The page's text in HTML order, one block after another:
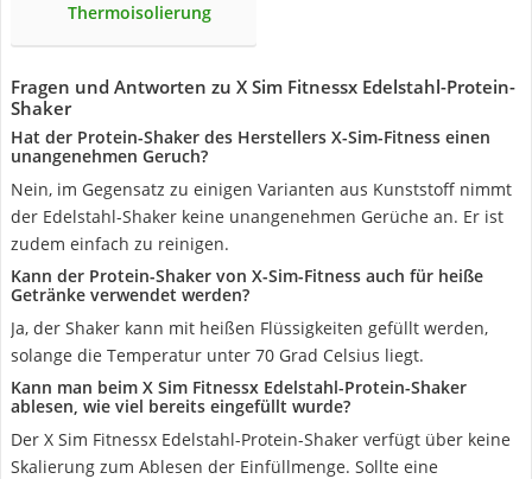
Thermoisolierung
Fragen und Antworten zu X Sim Fitnessx Edelstahl-Protein-
Shaker
Hat der Protein-Shaker des Herstellers X-Sim-Fitness einen
unangenehmen Geruch?
Nein, im Gegensatz zu einigen Varianten aus Kunststoff nimmt
der Edelstahl-Shaker keine unangenehmen Gerüche an. Er ist
zudem einfach zu reinigen.
Kann der Protein-Shaker von X-Sim-Fitness auch für heiße
Getränke verwendet werden?
Ja, der Shaker kann mit heißen Flüssigkeiten gefüllt werden,
solange die Temperatur unter 70 Grad Celsius liegt.
Kann man beim X Sim Fitnessx Edelstahl-Protein-Shaker
ablesen, wie viel bereits eingefüllt wurde?
Der X Sim Fitnessx Edelstahl-Protein-Shaker verfügt über keine
Skalierung zum Ablesen der Einfüllmenge. Sollte eine